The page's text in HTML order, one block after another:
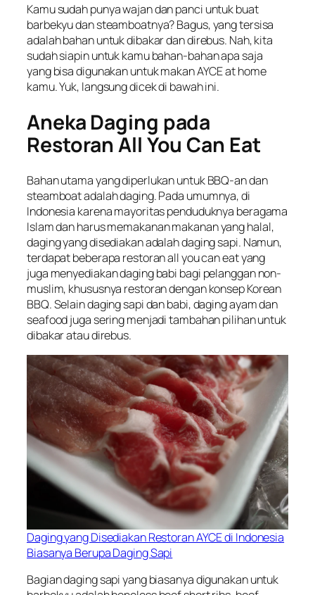
Kamu sudah punya wajan dan panci untuk buat
barbekyu dan steamboatnya? Bagus, yang tersisa
adalah bahan untuk dibakar dan direbus. Nah, kita
sudah siapin untuk kamu bahan-bahan apa saja
yang bisa digunakan untuk makan AYCEat home
kamu. Yuk, langsung dicek di bawah ini.
Aneka Daging pada
Restoran All You Can Eat
Bahan utama yang diperlukan untuk BBQ-an dan
steamboat adalah daging. Pada umumnya, di
Indonesia karena mayoritas penduduknya beragama
Islam dan harus memakanan makanan yang halal,
daging yang disediakan adalah daging sapi. Namun,
terdapat beberapa restoran all you can eat yang
juga menyediakan daging babi bagi pelanggan non-
muslim, khususnya restoran dengan konsep Korean
BBQ. Selain daging sapi dan babi, daging ayam dan
seafood juga sering menjadi tambahan pilihan untuk
dibakar atau direbus.
Daging yang Disediakan Restoran AYCE di Indonesia
Biasanya Berupa Daging Sapi
Bagian daging sapi yang biasanya digunakan untuk